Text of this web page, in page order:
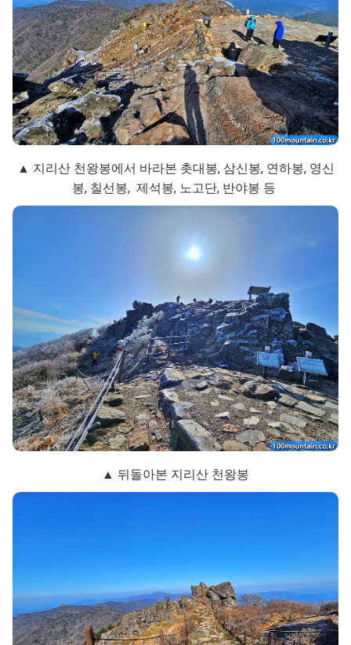
▲ 지리산 천왕봉에서 바라본 촛대봉, 삼신봉, 연하봉, 영신
봉, 칠선봉, 제석봉, 노고단, 반야봉 등
▲ 뒤돌아본 지리산 천왕봉